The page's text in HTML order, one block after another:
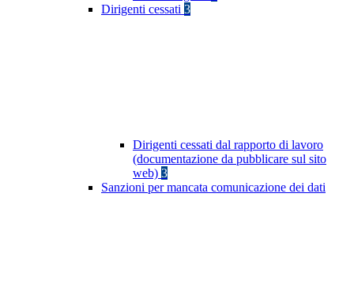
Dirigenti cessati 3
Dirigenti cessati dal rapporto di lavoro
(documentazione da pubblicare sul sito
web) 3
Sanzioni per mancata comunicazione dei dati